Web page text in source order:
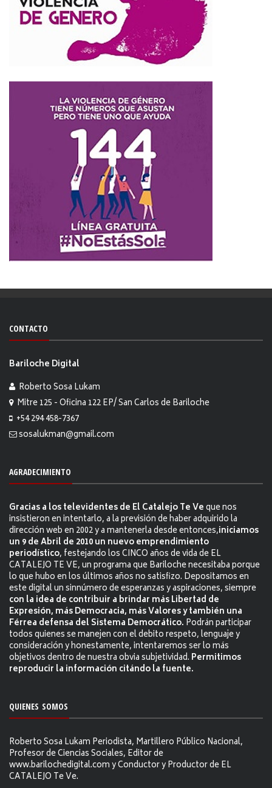
CONTACTO
Bariloche Digital
Roberto Sosa Lukam
Mitre 125 - Oficina 122 EP/ San Carlos de Bariloche
+54 294 458-7367
sosalukman@gmail.com
AGRADECIMIENTO
Gracias a los televidentes de El Catalejo Te Veque nos
insistieron en intentarlo, a la previsión de haber adquirido la
dirección web en 2002 y a mantenerla desde entonces,iniciamos
un 9 de Abril de 2010 un nuevo emprendimiento
periodístico, festejando los CINCO años de vida de EL
CATALEJO TE VE, un programa que Bariloche necesitaba porque
lo que hubo en los últimos años no satisfizo. Depositamos en
este digital un sinnúmero de esperanzas y aspiraciones, siempre
con la idea de contribuir a brindar más Libertad de
Expresión, más Democracia, más Valores y también una
Férrea defensa del Sistema Democrático. Podrán participar
todos quienes se manejen con el debito respeto, lenguaje y
consideración y honestamente, intentaremos ser lo más
objetivos dentro de nuestra obvia subjetividad. Permitimos
reproducir la información citándo la fuente.
QUIENES SOMOS
Roberto Sosa Lukam Periodista, Martillero Público Nacional,
Profesor de Ciencias Sociales, Editor de
www.barilochedigital.com y Conductor y Productor de EL
CATALEJO Te Ve.